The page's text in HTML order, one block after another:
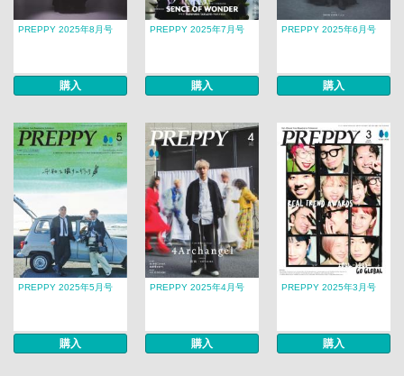
PREPPY 2025年8月号
購入
PREPPY 2025年7月号
購入
PREPPY 2025年6月号
購入
PREPPY 2025年5月号
購入
PREPPY 2025年4月号
購入
PREPPY 2025年3月号
購入